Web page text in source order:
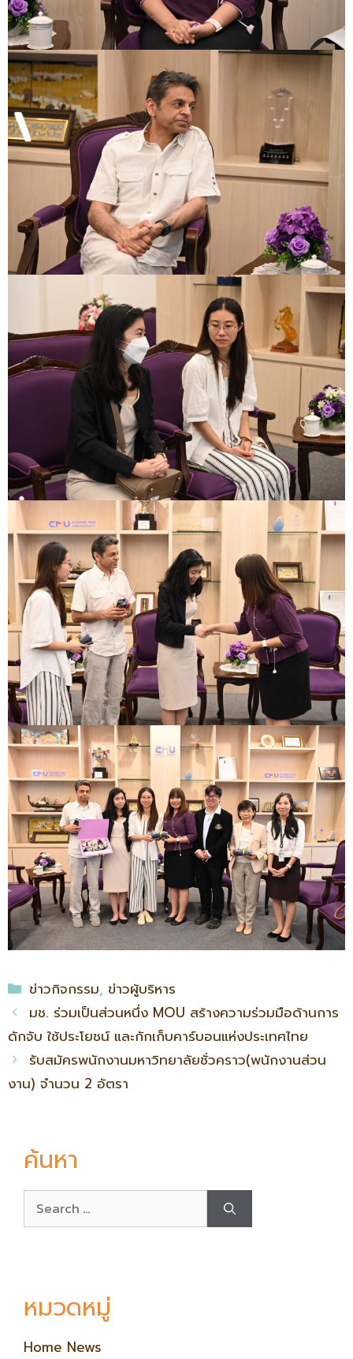
ข่าวกิจกรรม, ข่าวผู้บริหาร
มช. ร่วมเป็นส่วนหนึ่ง MOU สร้างความร่วมมือด้านการ
ดักจับ ใช้ประโยชน์ และกักเก็บคาร์บอนแห่งประเทศไทย
รับสมัครพนักงานมหาวิทยาลัยชั่วคราว(พนักงานส่วน
งาน) จำนวน 2 อัตรา
ค้นหา
หมวดหมู่
Home News